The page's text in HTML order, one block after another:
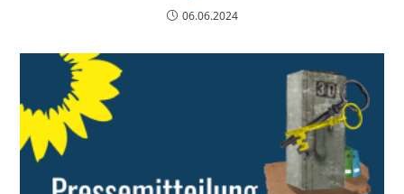
06.06.2024